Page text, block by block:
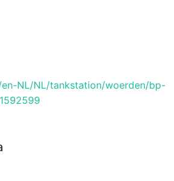
NL/NL/tankstation/woerden/bp-